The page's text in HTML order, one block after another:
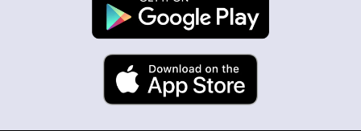
জুলাইয়ে দেশজুড়ে ৪৫৮টি সড়ক
দুর্ঘটনায় ৪১৬ জন নিহত হয়েছেন
হারিয়ে যাওয়া শিশুকে পরিবারের কাছে
ফিরিয়ে প্রশংসায় ভাসছেন খিলক্ষেত